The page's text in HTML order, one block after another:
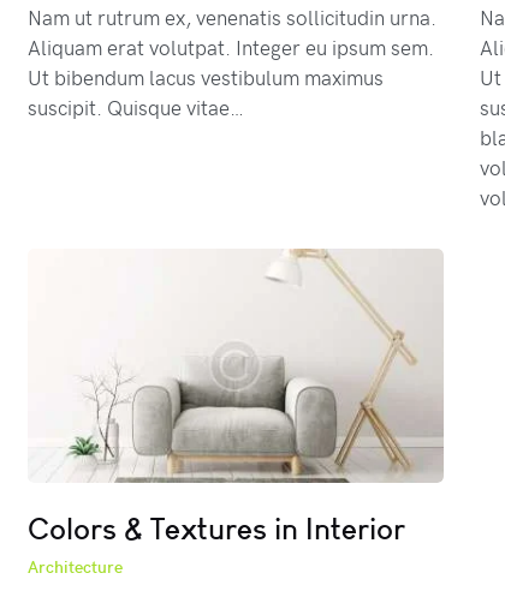
Nam ut rutrum ex, venenatis sollicitudin urna.
Aliquam erat volutpat. Integer eu ipsum sem.
Ut bibendum lacus vestibulum maximus
suscipit. Quisque vitae…
Colors & Textures in Interior
Architecture